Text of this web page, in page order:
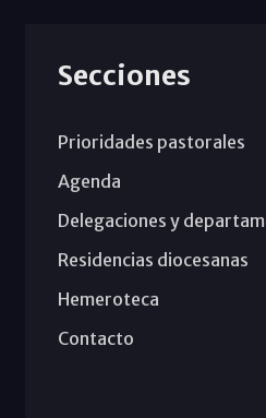
Secciones
Prioridades pastorales
Agenda
Delegaciones y
Residencias diocesanas
Hemeroteca
Contacto